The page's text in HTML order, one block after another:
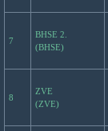
7
BHSE 2.
(BHSE)
8
ZVE
(ZVE)